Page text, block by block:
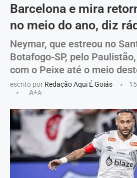
Barcelona e mira
no meio do ano, diz
Neymar, que estreou no
Botafogo-SP, pelo
com o Peixe até o meio
escrito por Redação Aqui É Goiás
A+A-